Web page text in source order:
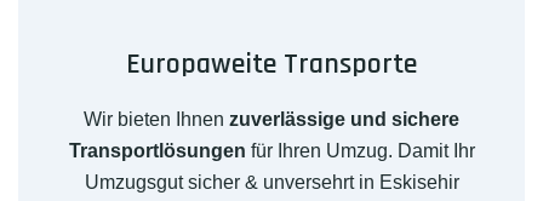
Europaweite Transporte
Wir bieten Ihnen zuverlässige und sichere
Transportlösungen für Ihren Umzug. Damit Ihr
Umzugsgut sicher & unversehrt in Eskisehir